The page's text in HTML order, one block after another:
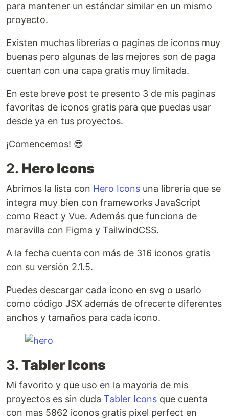
para mantener un estándar similar en un mismo
proyecto.
Existen muchas librerias o paginas de iconos muy
buenas pero algunas de las mejores son de paga
cuentan con una capa gratis muy limitada.
En este breve post te presento 3 de mis paginas
favoritas de iconos gratis para que puedas usar
desde ya en tus proyectos.
¡Comencemos! 😎
2. Hero Icons
Abrimos la lista con Hero Icons una librería que se
integra muy bien con frameworks JavaScript
como React y Vue. Además que funciona de
maravilla con Figma y TailwindCSS.
A la fecha cuenta con más de 316 iconos gratis
con su versión 2.1.5.
Puedes descargar cada icono en svg o usarlo
como código JSX además de ofrecerte diferentes
anchos y tamaños para cada icono.
3.Tabler Icons
Mi favorito y que uso en la mayoria de mis
proyectos es sin duda Tabler Icons que cuenta
con mas 5862 iconos gratis pixel perfect en